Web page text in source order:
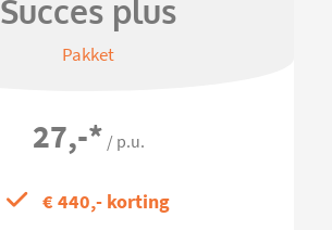
Succes plus
Pakket
27,-* / p.u.
€ 440,- korting